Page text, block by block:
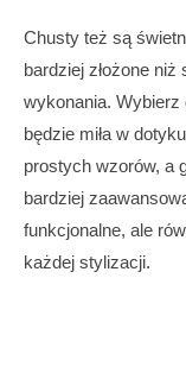
Chusty też są
bardziej złożone niż
wykonania. Wybierz
będzie miła w
prostych wzorów, a
bardziej
funkcjonalne, ale
każdej stylizacji.